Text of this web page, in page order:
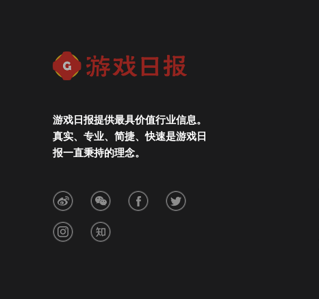
游戏日报提供最具价值行业信息。
真实、专业、简捷、快速是游戏日
报一直秉持的理念。